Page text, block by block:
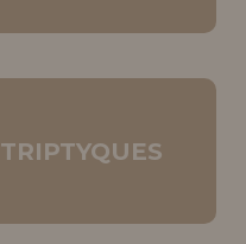
TRIPTYQUES